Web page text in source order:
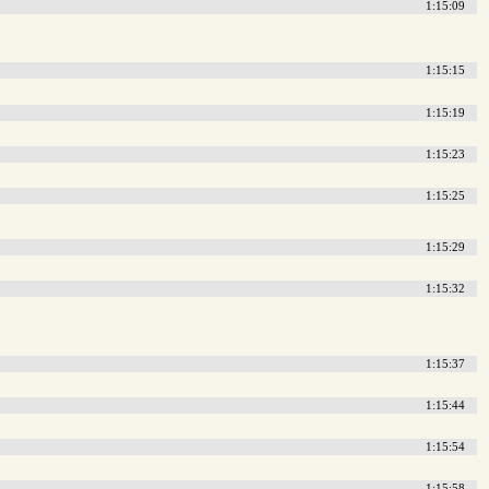
1:15:09
1:15:15
1:15:19
1:15:23
1:15:25
1:15:29
1:15:32
1:15:37
1:15:44
1:15:54